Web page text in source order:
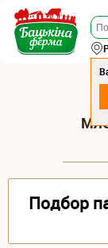
Подбор